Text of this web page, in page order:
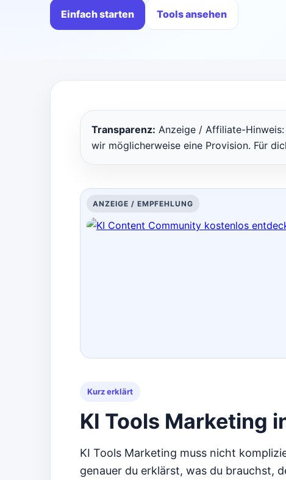
Einfach starten Tools ansehen
Transparenz: Anzeige / Affiliate-
wir möglicherweise eine Provision. Für
ANZEIGE / EMPFEHLUNG
Kurz erklärt
KI Tools Marketing
KI Tools Marketing muss nicht
genauer du erklärst, was du brauchst,